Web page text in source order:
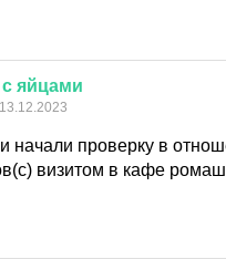
с яйцами
начали проверку в
визитом в кафе